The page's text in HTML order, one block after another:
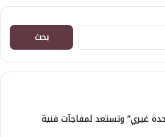
البحث
عن:
غيري” وتستعد لمفاجآت فنية